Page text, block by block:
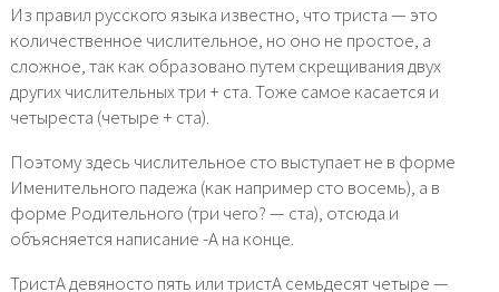
Из правил русского языка известно, что триста — это
количественное числительное, но оно не простое, а
сложное, так как образовано путем скрещивания двух
других числительных три + ста. Тоже самое касается и
четыреста (четыре + ста).
Поэтому здесь числительное сто выступает не в форме
Именительного падежа (как например сто восемь), а в
форме Родительного (три чего? — ста), отсюда и
объясняется написание -А на конце.
ТристА девяносто пять или тристА семьдесят четыре —